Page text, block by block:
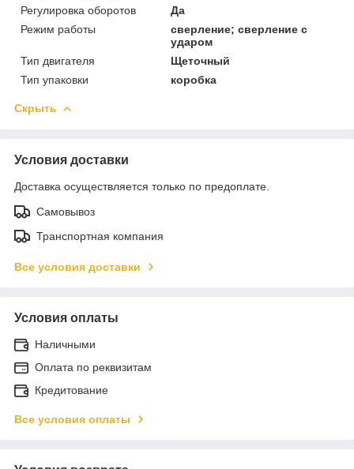
Регулировка оборотов
Да
Режим работы
сверление; сверление с
ударом
Тип двигателя
Щеточный
Тип упаковки
коробка
Скрыть
Условия доставки
Доставка осуществляется только по предоплате.
Самовывоз
Транспортная компания
Все условия доставки
Условия оплаты
Наличными
Оплата по реквизитам
Кредитование
Все условия оплаты